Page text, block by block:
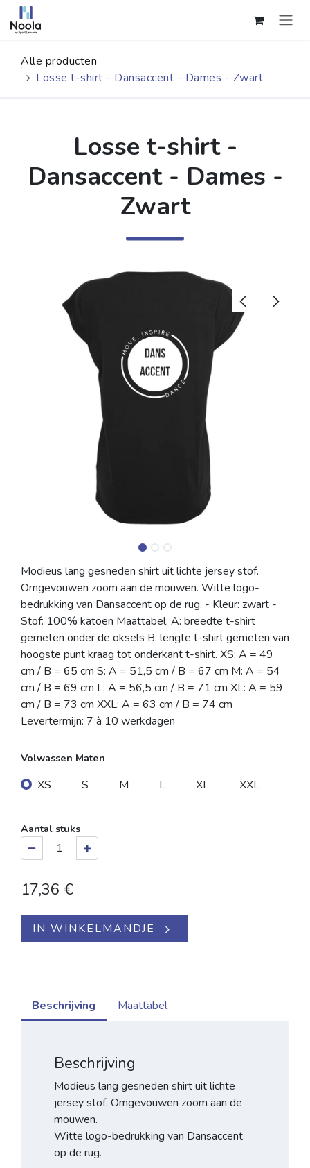
Overslaan naar inhoud
Alle producten
Losse t-shirt - Dansaccent - Dames - Zwart
Losse t-shirt -
Dansaccent - Dames -
Zwart
Modieus lang gesneden shirt uit lichte jersey stof.
Omgevouwen zoom aan de mouwen. Witte logo-
bedrukking van Dansaccent op de rug. - Kleur: zwart -
Stof: 100% katoen Maattabel: A: breedte t-shirt
gemeten onder de oksels B: lengte t-shirt gemeten van
hoogste punt kraag tot onderkant t-shirt. XS: A = 49
cm / B = 65 cm S: A = 51,5 cm / B = 67 cm M: A = 54
cm / B = 69 cm L: A = 56,5 cm / B = 71 cm XL: A = 59
cm / B = 73 cm XXL: A = 63 cm / B = 74 cm
Levertermijn: 7 à 10 werkdagen
Volwassen Maten
XS S M L XL XXL
Aantal stuks
17,36 €
IN WINKELMANDJE
Beschrijving Maattabel
Beschrijving
Modieus lang gesneden shirt uit lichte
jersey stof. Omgevouwen zoom aan de
mouwen.
Witte logo-bedrukking van Dansaccent
op de rug.